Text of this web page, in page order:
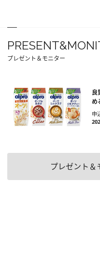
プレゼント＆モニター
良
め
申
プレゼント＆